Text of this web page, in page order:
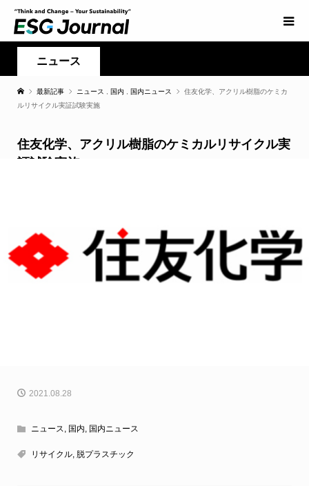
ニュース
最新記事 ニュース 国内 国内ニュース
住友化学、アクリル樹脂のケミカ
ルリサイクル実証試験実施
住友化学、アクリル樹脂のケミカルリサイクル実
証試験実施
2021.08.28
ニュース, 国内, 国内ニュース
リサイクル, 脱プラスチック